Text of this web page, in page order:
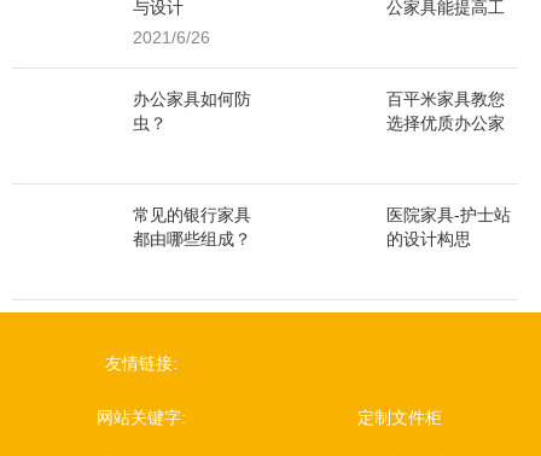
与设计
2021/6/26
公家具能提高工
办公家具如何防
虫？
百平米家具教您
选择优质办公家
常见的银行家具
都由哪些组成？
医院家具-护士站
的设计构思
友情链接:
网站关键字: 定制文件柜